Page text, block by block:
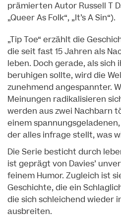
prämierten Autor Russell T
„Queer As Folk“, „It’s A Sin“).
„Tip Toe“ erzählt die
die seit fast 15 Jahren als
leben. Doch gerade, als sich
beruhigen sollte, wird die
zunehmend angespannter.
Meinungen radikalisieren
werden aus zwei Nachbarn
einem
der alles infrage stellt, was
Die Serie besticht durch
ist geprägt von Davies’
feinem Humor. Zugleich ist
Geschichte, die ein
die sich schleichend wieder
ausbreiten.